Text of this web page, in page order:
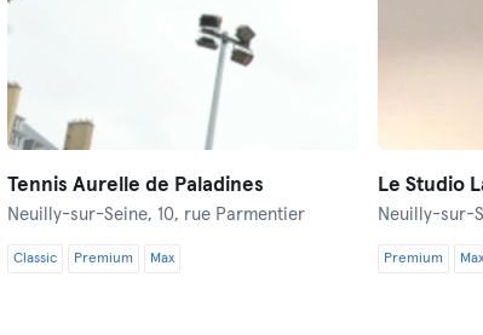
Tennis Aurelle de Paladines
Neuilly-sur-Seine, 10, rue Parmentier
Classic Premium Max
Neuilly-sur-
Premium Max